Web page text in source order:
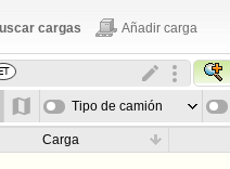
cargas Añadir carga
Tipo de camión
Carga